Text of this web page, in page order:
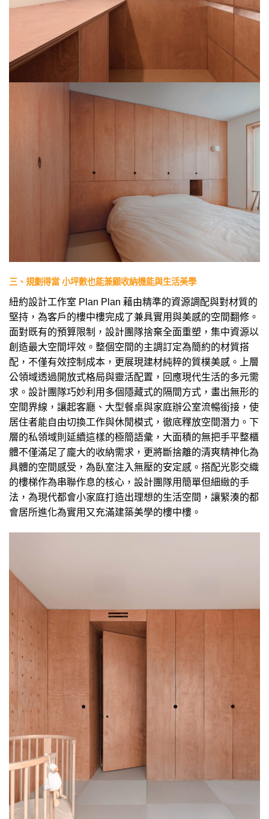
三、規劃得當 小坪數也能兼顧收納機能與生活美學
紐約設計工作室 Plan Plan 藉由精準的資源調配與對材質的
堅持，為客戶的樓中樓完成了兼具實用與美感的空間翻修。
面對既有的預算限制，設計團隊捨棄全面重塑，集中資源以
創造最大空間坪效。整個空間的主調訂定為簡約的材質搭
配，不僅有效控制成本，更展現建材純粹的質樸美感。上層
公領域透過開放式格局與靈活配置，回應現代生活的多元需
求。設計團隊巧妙利用多個隱藏式的隔間方式，畫出無形的
空間界線，讓起客廳、大型餐桌與家庭辦公室流暢銜接，使
居住者能自由切換工作與休閒模式，徹底釋放空間潛力。下
層的私領域則延續這樣的極簡語彙，大面積的無把手平整櫃
體不僅滿足了龐大的收納需求，更將斷捨離的清爽精神化為
具體的空間感受，為臥室注入無壓的安定感。搭配光影交織
的樓梯作為串聯作息的核心，設計團隊用簡單但細緻的手
法，為現代都會小家庭打造出理想的生活空間，讓緊湊的都
會居所進化為實用又充滿建築美學的樓中樓。